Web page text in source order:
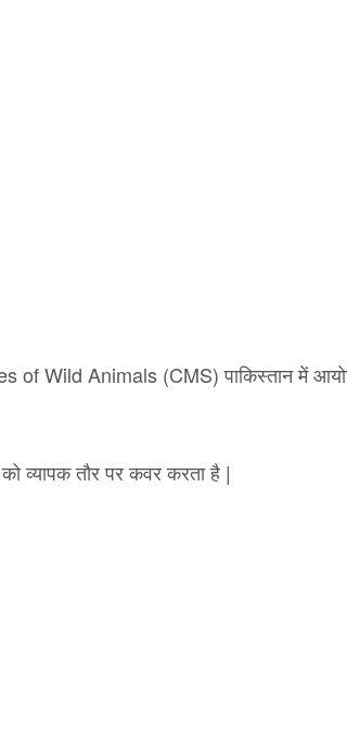
Wild Animals (CMS) पाकिस्तान में
व्यापक तौर पर कवर करता है |